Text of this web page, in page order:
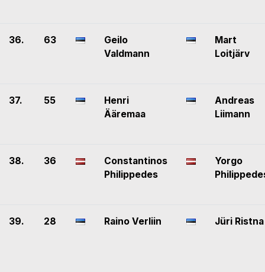
36. 63
Geilo
Valdmann
Mart
Loitjärv
37. 55
Henri
Ääremaa
Andreas
Liimann
38. 36
Constantinos
Philippedes
Yorgo
39. 28 Raino Verliin Jüri Ristna